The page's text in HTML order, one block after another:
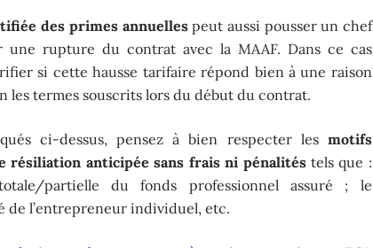
des primes annuellespeut aussi pousser un chef
une rupture du contrat avec la MAAF. Dans ce cas
si cette hausse tarifaire répond bien à une raison
les termes souscrits lors du début du contrat.
ci-dessus, pensez à bien respecter les motifs
résiliation anticipée sans frais ni pénalitéstels que :
partielle du fonds professionnel assuré ; le
l’entrepreneur individuel, etc.